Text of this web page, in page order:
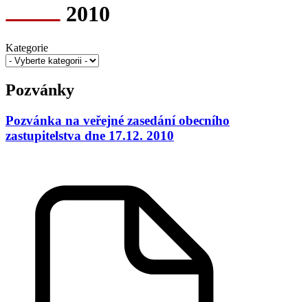
2010
Kategorie
Pozvánky
Pozvánka na veřejné zasedání obecního
zastupitelstva dne 17.12. 2010